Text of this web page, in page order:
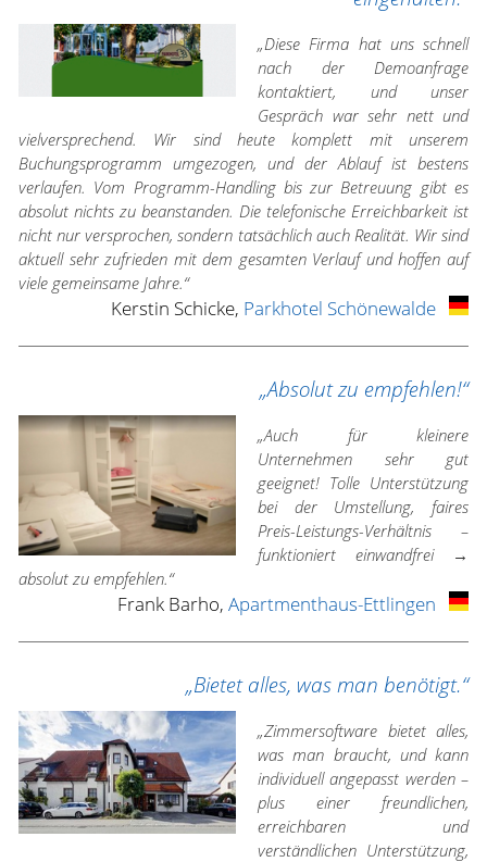
„Diese Firma hat uns schnell
nach der Demoanfrage
kontaktiert, und unser
Gespräch war sehr nett und
vielversprechend. Wir sind heute komplett mit unserem
Buchungsprogramm umgezogen, und der Ablauf ist bestens
verlaufen. Vom Programm-Handling bis zur Betreuung gibt es
absolut nichts zu beanstanden. Die telefonische Erreichbarkeit ist
nicht nur versprochen, sondern tatsächlich auch Realität. Wir sind
aktuell sehr zufrieden mit dem gesamten Verlauf und hoffen auf
viele gemeinsame Jahre.“
Kerstin Schicke, Parkhotel Schönewalde
„Absolut zu empfehlen!“
„Auch für kleinere
Unternehmen sehr gut
geeignet! Tolle Unterstützung
bei der Umstellung, faires
Preis-Leistungs-Verhältnis –
funktioniert einwandfrei →
absolut zu empfehlen.“
Frank Barho, Apartmenthaus-Ettlingen
„Bietet alles, was man benötigt.“
„Zimmersoftware bietet alles,
was man braucht, und kann
individuell angepasst werden –
plus einer freundlichen,
erreichbaren und
verständlichen Unterstützung,